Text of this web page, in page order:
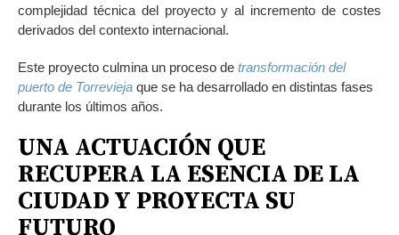
complejidad técnica del proyecto y al incremento de costes
derivados del contexto internacional.
Este proyecto culmina un proceso de transformación del
puerto de Torreviejaque se ha desarrollado en distintas fases
durante los últimos años.
UNA ACTUACIÓN QUE
RECUPERA LA ESENCIA DE LA
CIUDAD Y PROYECTA SU
FUTURO